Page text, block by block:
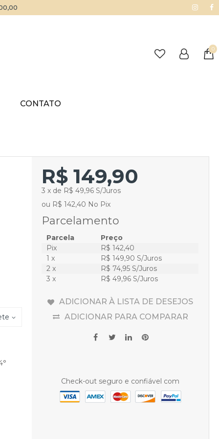
0
CONTATO
R$ 149,90
3 x de R$ 49,96 S/Juros
ou R$ 142,40 No Pix
Parcelamento
Parcela
Preço
Pix
R$ 142,40
1 x
R$ 149,90 S/Juros
2 x
R$ 74,95 S/Juros
3 x
R$ 49,96 S/Juros
ADICIONAR À LISTA DE DESEJOS
ADICIONAR PARA COMPARAR
Check-out seguro e confiável com